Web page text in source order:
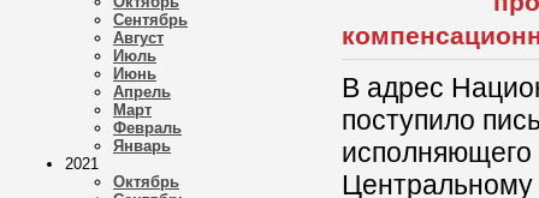
Сентябрь
Август
Июль
Июнь
Апрель
Март
Февраль
Январь
2021
Октябрь
В адрес
поступило
Центральному